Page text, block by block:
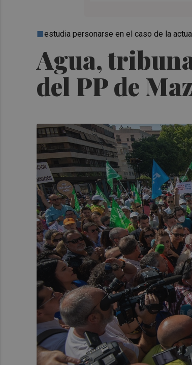
Agua,
del PP de
estudia personarse en el caso de la